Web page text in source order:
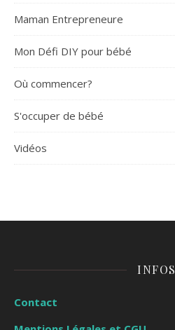
Maman Entrepreneure
Mon Défi DIY pour bébé
Où commencer?
S'occuper de bébé
Vidéos
INFOS
Contact